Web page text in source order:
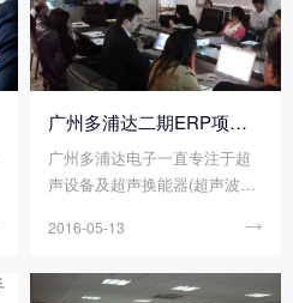
广州多浦达二期ERP项目启动
广州多浦达电子一直专注于超
声设备及超声换能器(超声波探
超声技术的多位国内外专家、
代企业制度 的高起点、高标
2016-05-13 